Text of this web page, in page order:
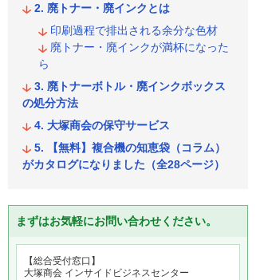
廃トナー・廃インクとは
印刷過程で排出される余分な色材
廃トナー・廃インクが満杯になった
ら
廃トナーボトル・廃インクボックス
の処分方法
大塚商会の保守サービス
【無料】複合機の知恵袋（コラム）
がカタログになりました（全28ページ）
まずはお気軽にお問い合わせください。
【総合受付窓口】
大塚商会 インサイドビジネスセンター